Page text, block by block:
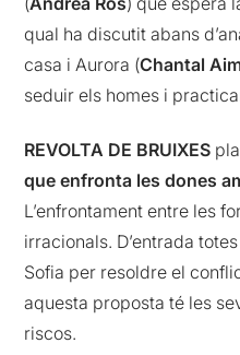
qual ha discutit abans
casa i Aurora (Chantal
seduir els homes i
REVOLTA DE BRUIXES
que enfronta les dones
L’enfrontament entre les
irracionals. D’entrada
Sofia per resoldre el
aquesta proposta té les
riscos.